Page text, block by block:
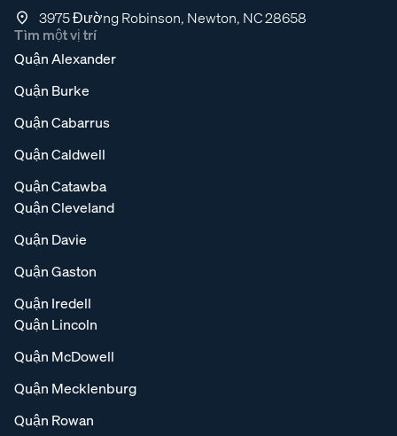
3975 Đường Robinson, Newton, NC 28658
Tìm một vị trí
Quận Alexander
Quận Burke
Quận Cabarrus
Quận Caldwell
Quận Catawba
Quận Cleveland
Quận Davie
Quận Gaston
Quận Iredell
Quận Lincoln
Quận McDowell
Quận Mecklenburg
Quận Rowan